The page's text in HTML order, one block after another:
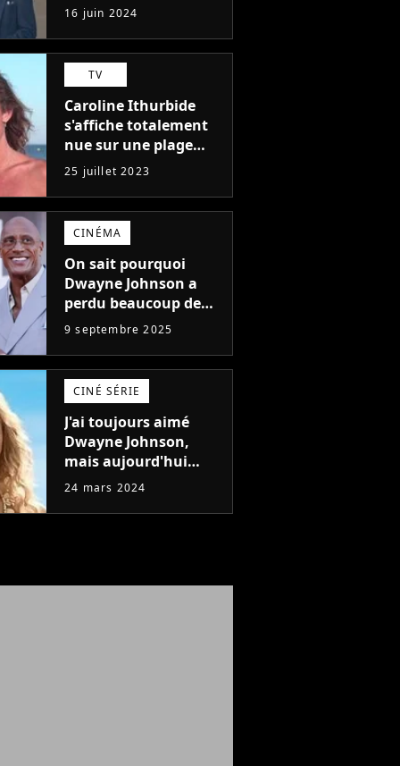
l'un des pires de
l'histoire du cinéma :
"L'un des films les
plus médiocres jamais
réalisés"
16 juin 2024
TV
Caroline Ithurbide
s'affiche totalement
nue sur une plage
naturiste : "je ne
pensais pas que
j'arriverais à le
faire..."
25 juillet 2023
CINÉMA
On sait pourquoi
Dwayne Johnson a
perdu beaucoup de
poids et c'est pour
une raison
importante
9 septembre 2025
CINÉ SÉRIE
J'ai toujours aimé
Dwayne Johnson,
mais aujourd'hui
John Cena est devenu
d'être (et Ricky
24 mars 2024